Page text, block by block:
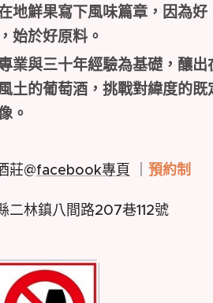
地鮮果寫下風味篇章，因為好
始於好原料。
業與三十年經驗為基礎，釀出
土的葡萄酒，挑戰對緯度的既
。
莊@facebook專頁 預約制
二林鎮八間路207巷112號